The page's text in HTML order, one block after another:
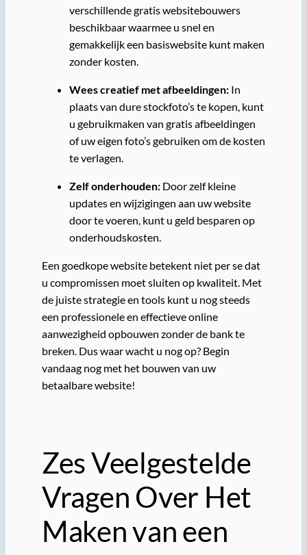
verschillende gratis websitebouwers
beschikbaar waarmee u snel en
gemakkelijk een basiswebsite kunt maken
zonder kosten.
Wees creatief met afbeeldingen:In
plaats van dure stockfoto’s te kopen, kunt
u gebruikmaken van gratis afbeeldingen
of uw eigen foto’s gebruiken om de kosten
te verlagen.
Zelf onderhouden:Door zelf kleine
updates en wijzigingen aan uw website
door te voeren, kunt u geld besparen op
onderhoudskosten.
Een goedkope website betekent niet per se dat
u compromissen moet sluiten op kwaliteit. Met
de juiste strategie en tools kunt u nog steeds
een professionele en effectieve online
aanwezigheid opbouwen zonder de bank te
breken. Dus waar wacht u nog op? Begin
vandaag nog met het bouwen van uw
betaalbare website!
Zes Veelgestelde
Vragen Over Het
Maken van een